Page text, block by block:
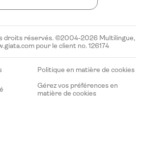
droits réservés. ©2004-2026 Multilingue,
pour le client no. 126174
Politique en matière de cookies
Gérez vos préférences en
matière de cookies